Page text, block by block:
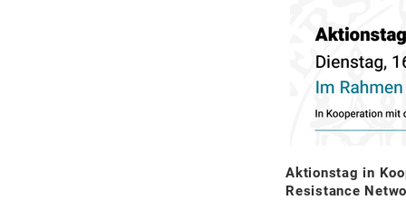
Aktionstag in
Resistance